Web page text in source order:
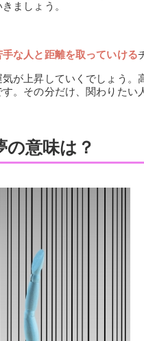
ましょう。
な人と距離を取っていける
が上昇していくでしょう。
。その分だけ、関わりたい
の意味は？